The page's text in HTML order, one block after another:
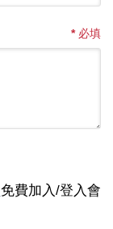
*必填
免費加入/登入會